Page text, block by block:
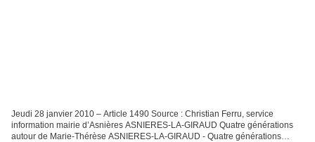
Jeudi 28 janvier 2010 – Article 1490 Source : Christian Ferru, service
information mairie d’Asnières ASNIERES-LA-GIRAUD Quatre générations
autour de Marie-Thérèse ASNIERES-LA-GIRAUD - Quatre générations